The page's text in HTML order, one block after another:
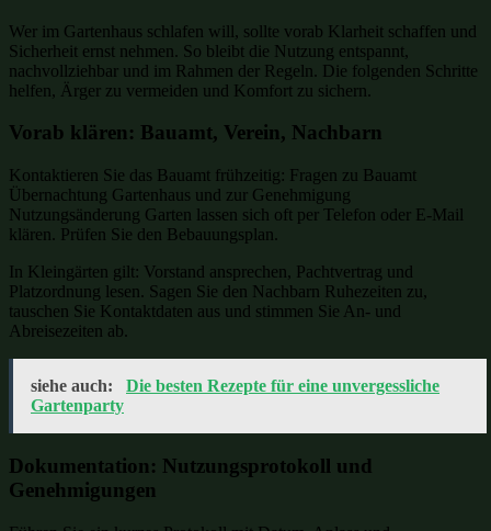
Wer im Gartenhaus schlafen will, sollte vorab Klarheit schaffen und
Sicherheit ernst nehmen. So bleibt die Nutzung entspannt,
nachvollziehbar und im Rahmen der Regeln. Die folgenden Schritte
helfen, Ärger zu vermeiden und Komfort zu sichern.
Vorab klären: Bauamt, Verein, Nachbarn
Kontaktieren Sie das Bauamt frühzeitig: Fragen zu Bauamt
Übernachtung Gartenhaus und zur Genehmigung
Nutzungsänderung Garten lassen sich oft per Telefon oder E‑Mail
klären. Prüfen Sie den Bebauungsplan.
In Kleingärten gilt: Vorstand ansprechen, Pachtvertrag und
Platzordnung lesen. Sagen Sie den Nachbarn Ruhezeiten zu,
tauschen Sie Kontaktdaten aus und stimmen Sie An- und
Abreisezeiten ab.
siehe auch:
Die besten Rezepte für eine unvergessliche
Gartenparty
Dokumentation: Nutzungsprotokoll und
Genehmigungen